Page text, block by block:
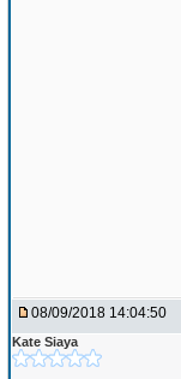
08/09/2018 14:04:50
Kate Siaya